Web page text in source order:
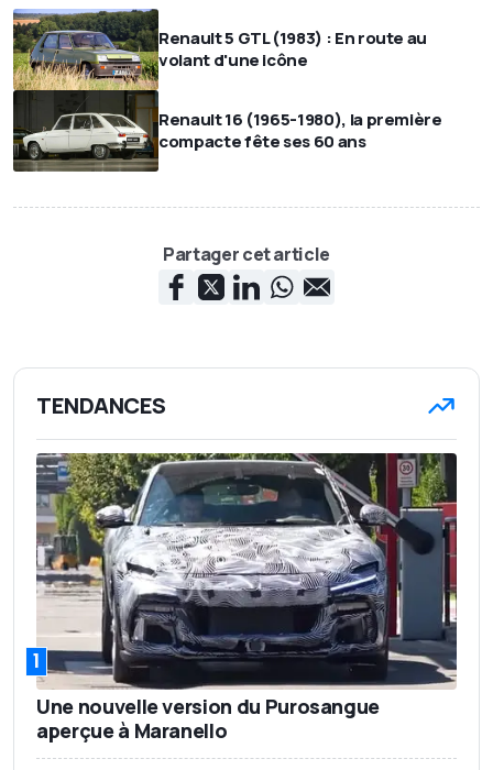
Renault 5 GTL (1983) : En route au
volant d'une icône
Renault 16 (1965-1980), la première
compacte fête ses 60 ans
Partager cet article
TENDANCES
1
Une nouvelle version du Purosangue
aperçue à Maranello